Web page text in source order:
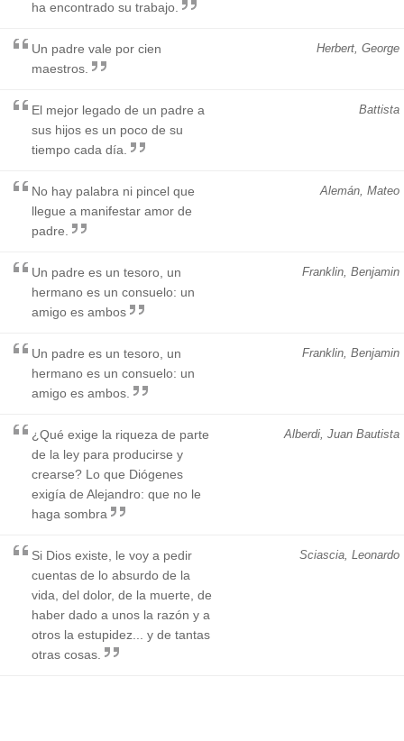
ha encontrado su trabajo.
Herbert, George
Un padre vale por cien
maestros.
Battista
El mejor legado de un padre a
sus hijos es un poco de su
tiempo cada día.
Alemán, Mateo
No hay palabra ni pincel que
llegue a manifestar amor de
padre.
Franklin, Benjamin
Un padre es un tesoro, un
hermano es un consuelo: un
amigo es ambos
Franklin, Benjamin
Un padre es un tesoro, un
hermano es un consuelo: un
amigo es ambos.
Alberdi, Juan Bautista
¿Qué exige la riqueza de parte
de la ley para producirse y
crearse? Lo que Diógenes
exigía de Alejandro: que no le
haga sombra
Sciascia, Leonardo
Si Dios existe, le voy a pedir
cuentas de lo absurdo de la
vida, del dolor, de la muerte, de
haber dado a unos la razón y a
otros la estupidez... y de tantas
otras cosas.